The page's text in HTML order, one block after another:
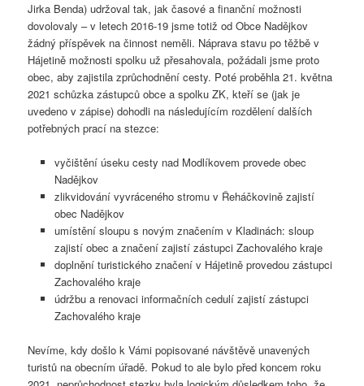
Jirka Benda) udržoval tak, jak časové a finanční možnosti
dovolovaly – v letech 2016-19 jsme totiž od Obce Nadějkov
žádný příspěvek na činnost neměli. Náprava stavu po těžbě v
Hájetině možnosti spolku už přesahovala, požádali jsme proto
obec, aby zajistila zprůchodnění cesty. Poté proběhla 21. května
2021 schůzka zástupců obce a spolku ZK, kteří se (jak je
uvedeno v zápise) dohodli na následujícím rozdělení dalších
potřebných prací na stezce:
vyčištění úseku cesty nad Modlíkovem provede obec
Nadějkov
zlikvidování vyvráceného stromu v Řeháčkovině zajistí
obec Nadějkov
umístění sloupu s novým značením v Kladinách: sloup
zajistí obec a značení zajistí zástupci Zachovalého kraje
doplnění turistického značení v Hájetině provedou zástupci
Zachovalého kraje
údržbu a renovaci informačních cedulí zajistí zástupci
Zachovalého kraje
Nevíme, kdy došlo k Vámi popisované návštěvě unavených
turistů na obecním úřadě. Pokud to ale bylo před koncem roku